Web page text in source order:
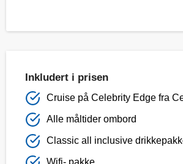
Inkludert i prisen
Cruise på Celebrity Edge fra
Alle måltider ombord
Classic all inclusive